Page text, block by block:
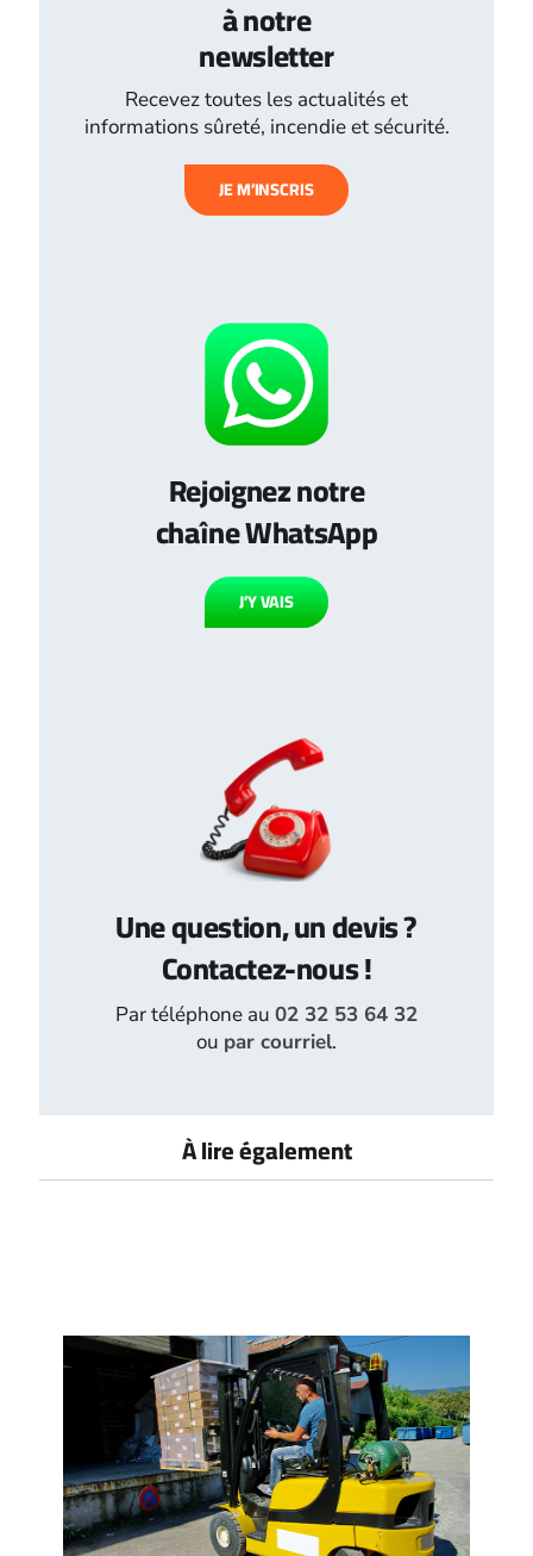
à notre
newsletter
Recevez toutes les actualités et
informations sûreté, incendie et sécurité.
JE M’INSCRIS
Rejoignez notre
chaîne WhatsApp
J’Y VAIS
Une question, un devis ?
Contactez-nous !
Par téléphone au 02 32 53 64 32
ou par courriel.
À lire également